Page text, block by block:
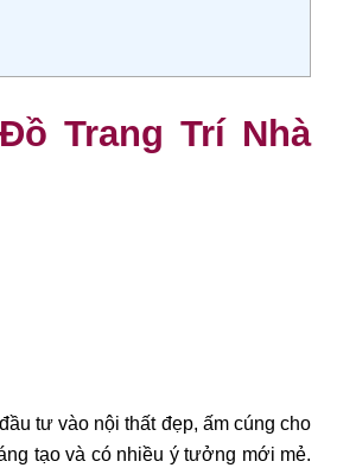
Trang Trí Nhà
tư vào nội thất đẹp, ấm cúng cho
tạo và có nhiều ý tưởng mới mẻ.